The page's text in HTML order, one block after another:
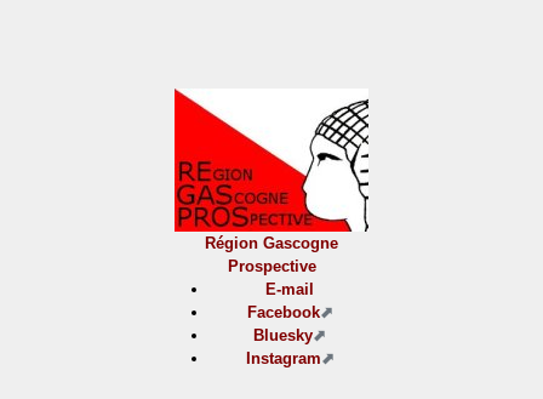
Région Gascogne
Prospective
E-mail
Facebook
Bluesky
Instagram